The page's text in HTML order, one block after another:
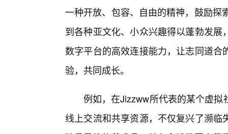
一种开放、包容、自由的精神，鼓励探
到各种亚文化、小众兴趣得以蓬勃发
数字平台的高效连接能力，让志同道
验，共同成长。
例如，在Jizzww所代表的某个虚
线上交流和共享资源，不仅复兴了濒